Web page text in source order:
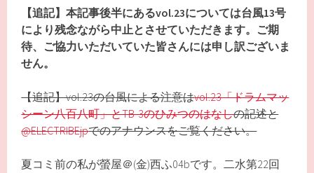
【追記】本記事後半にあるvol.23については台風13号
により残念ながら中止とさせていただきます。ご期
待、ご協力いただいていた皆さんには申し訳ございま
せん。
【追記】vol.23の台風による注意はvol.23「ドラムマッ
シーン八百八町」とTB-3のひみつのはなしの記述と
@ELECTRIBEjpでのアナウンスをご覧ください。
夏コミ前の私が螢屋＠(金)西ふ04bです。二水第22回